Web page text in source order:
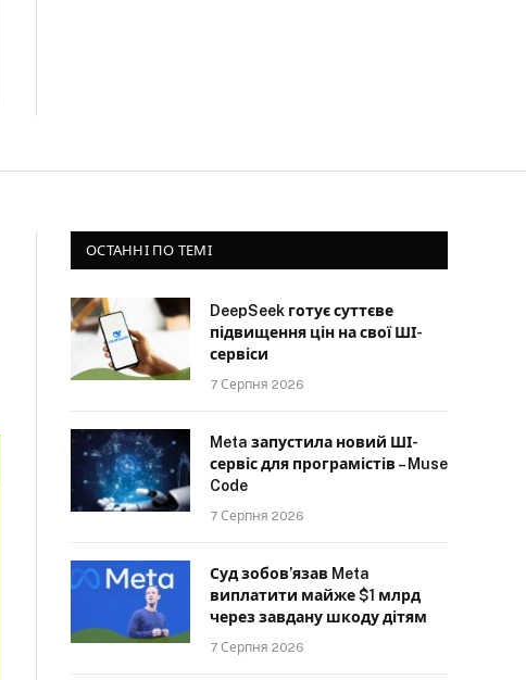
ОСТАННІ ПО ТЕМІ
DeepSeek готує суттєве
підвищення цін на свої ШІ-
сервіси
7 Серпня 2026
Meta запустила новий ШІ-
сервіс для програмістів – Muse
Code
7 Серпня 2026
Суд зобов’язав Meta
виплатити майже $1 млрд
через завдану шкоду дітям
7 Серпня 2026